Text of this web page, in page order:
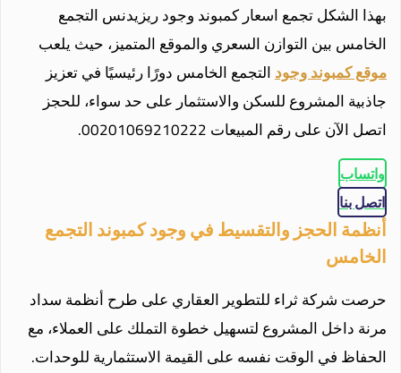
بهذا الشكل تجمع اسعار كمبوند وجود ريزيدنس التجمع
الخامس بين التوازن السعري والموقع المتميز، حيث يلعب
موقع كمبوند وجودالتجمع الخامس دورًا رئيسيًا في تعزيز
جاذبية المشروع للسكن والاستثمار على حد سواء، للحجز
اتصل الآن على رقم المبيعات 00201069210222.
واتساب
اتصل بنا
أنظمة الحجز والتقسيط في وجود كمبوند التجمع
الخامس
حرصت شركة ثراء للتطوير العقاري على طرح أنظمة سداد
مرنة داخل المشروع لتسهيل خطوة التملك على العملاء، مع
الحفاظ في الوقت نفسه على القيمة الاستثمارية للوحدات.